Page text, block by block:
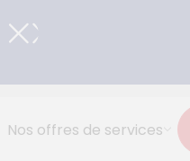
Nos offres de services